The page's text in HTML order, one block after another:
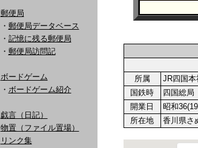
郵便局
・ 郵便局データベース
・ 記憶に残る郵便局
・ 郵便局訪問記
ボードゲーム
・ ボードゲーム紹介
戯言（日記）
物置（ファイル置場）
リンク集
所属
JR四国本
国鉄時
四国総局
開業日
昭和
所在地
香川県さ